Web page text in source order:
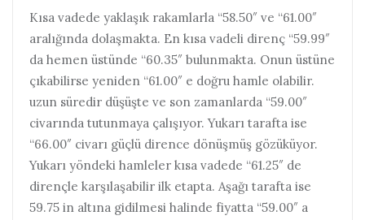
Kısa vadede yaklaşık rakamlarla “58.50″ ve “61.00″
aralığında dolaşmakta. En kısa vadeli direnç “59.99″
da hemen üstünde “60.35″ bulunmakta. Onun üstüne
çıkabilirse yeniden “61.00″ e doğru hamle olabilir.
uzun süredir düşüşte ve son zamanlarda “59.00″
civarında tutunmaya çalışıyor. Yukarı tarafta ise
“66.00″ civarı güçlü dirence dönüşmüş gözüküyor.
Yukarı yöndeki hamleler kısa vadede “61.25″ de
dirençle karşılaşabilir ilk etapta. Aşağı tarafta ise
59.75 in altına gidilmesi halinde fiyatta “59.00″ a